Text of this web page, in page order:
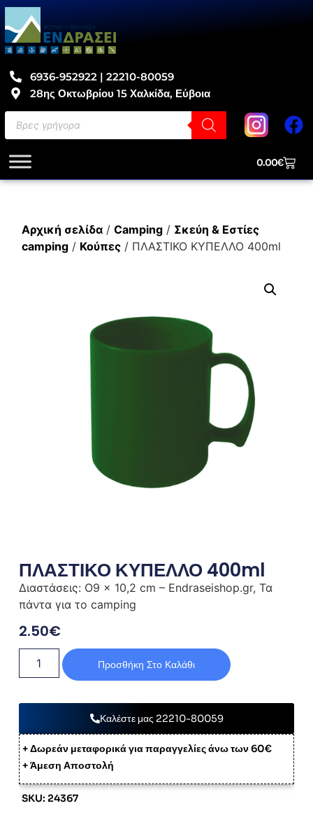
6936-952922 | 22210-80059
28ης Οκτωβρίου 15 Χαλκίδα, Εύβοια
0.00€
Αρχική σελίδα/ Camping/ Σκεύη & Εστίες
camping/ Κούπες/ ΠΛΑΣΤΙΚΟ ΚΥΠΕΛΛΟ 400ml
ΠΛΑΣΤΙΚΟ ΚΥΠΕΛΛΟ 400ml
Διαστάσεις: O9 x 10,2 cm – Endraseishop.gr, Τα
πάντα για το camping
2.50€
Προσθήκη Στο Καλάθι
Καλέστε μας 22210-80059
+ Δωρεάν μεταφορικά για παραγγελίες άνω των 60€
+ Άμεση Αποστολή
SKU: 24367